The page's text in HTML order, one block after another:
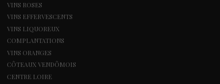
VINS ROSES
VINS EFFERVESCENTS
VINS LIQUOREUX
COMPLANTATIONS
VINS ORANGES
CÔTEAUX VENDÔMOIS
CENTRE LOIRE